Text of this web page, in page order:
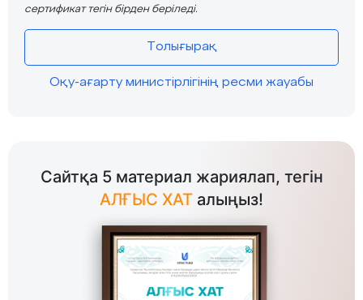
сертификат тегін бірден беріледі.
Толығырақ
Оқу-ағарту министірлігінің ресми жауабы
Сайтқа 5 материал жариялап, тегін
АЛҒЫС ХАТ алыңыз!